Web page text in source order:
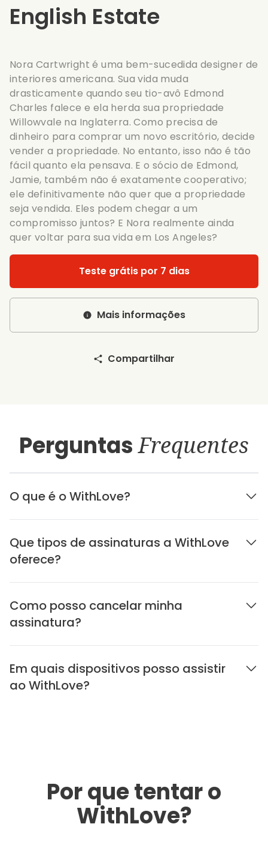
English Estate
Nora Cartwright é uma bem-sucedida designer de
interiores americana. Sua vida muda
drasticamente quando seu tio-avô Edmond
Charles falece e ela herda sua propriedade
Willowvale na Inglaterra. Como precisa de
dinheiro para comprar um novo escritório, decide
vender a propriedade. No entanto, isso não é tão
fácil quanto ela pensava. E o sócio de Edmond,
Jamie, também não é exatamente cooperativo;
ele definitivamente não quer que a propriedade
seja vendida. Eles podem chegar a um
compromisso juntos? E Nora realmente ainda
quer voltar para sua vida em Los Angeles?
Teste grátis por 7 dias
Mais informações
Compartilhar
PerguntasFrequentes
O que é o WithLove?
Que tipos de assinaturas a WithLove
oferece?
Como posso cancelar minha
assinatura?
Em quais dispositivos posso assistir
ao WithLove?
Por que tentar o
WithLove?